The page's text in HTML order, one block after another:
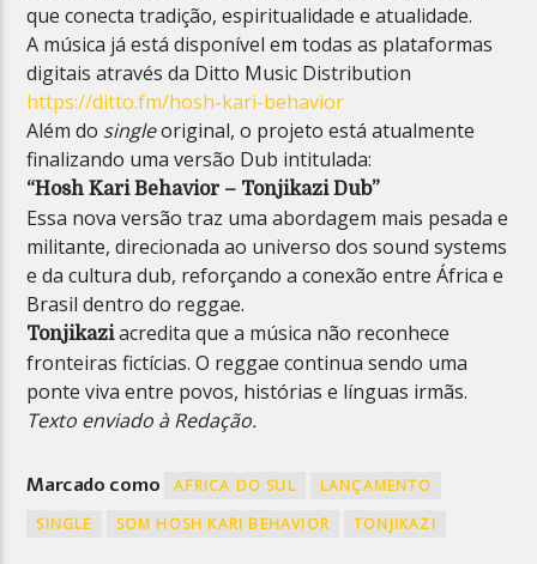
que conecta tradição, espiritualidade e atualidade.
A música já está disponível em todas as plataformas
digitais através da Ditto Music Distribution
https://ditto.fm/hosh-kari-behavior
Além do singleoriginal, o projeto está atualmente
finalizando uma versão Dub intitulada:
“Hosh Kari Behavior – Tonjikazi Dub”
Essa nova versão traz uma abordagem mais pesada e
militante, direcionada ao universo dos sound systems
e da cultura dub, reforçando a conexão entre África e
Brasil dentro do reggae.
Tonjikaziacredita que a música não reconhece
fronteiras fictícias. O reggae continua sendo uma
ponte viva entre povos, histórias e línguas irmãs.
Texto enviado à Redação.
Marcado como AFRICA DO SUL
LANÇAMENTO
SINGLE
SOM HOSH KARI BEHAVIOR TONJIKAZI